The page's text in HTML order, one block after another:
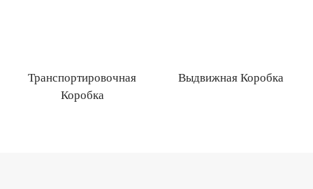
Транспортировочная
Коробка
Выдвижная Коробка